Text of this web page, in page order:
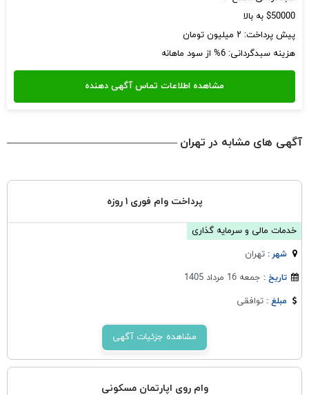
$50000 به بالا
پیش پرداخت: ۲ میلیون تومان
هزینه سبدگردانی: 6% از سود ماهانه
آگهی های مشابه در تهران
پرداخت وام فوری ۱ روزه
خدمات مالی و سرمایه گذاری
شهر :تهران
تاریخ : جمعه 16 مرداد 1405
مبلغ :توافقی
مشاهده جزئیات آگهی
وام روی اپارتمان مسکونی